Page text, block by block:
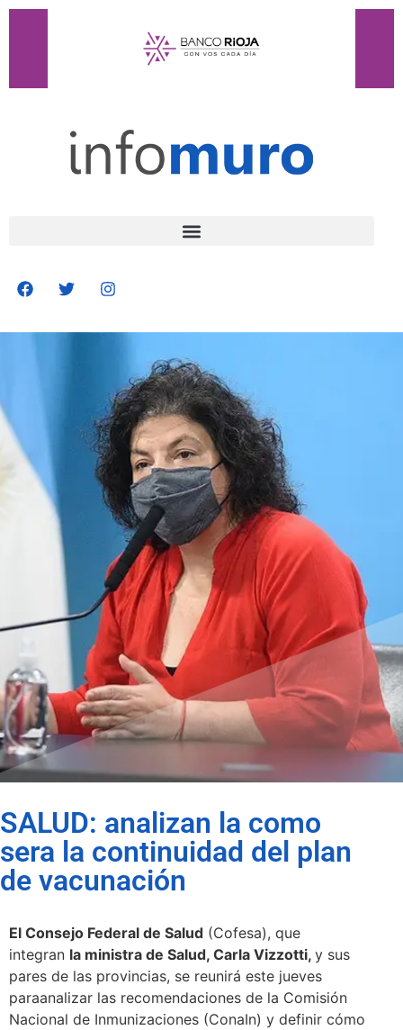
SALUD: analizan la como
sera la continuidad del plan
de vacunación
El Consejo Federal de Salud (Cofesa), que
integran la ministra de Salud, Carla Vizzotti, y sus
pares de las provincias, se reunirá este jueves
paraanalizar las recomendaciones de la Comisión
Nacional de Inmunizaciones (ConaIn) y definir cómo